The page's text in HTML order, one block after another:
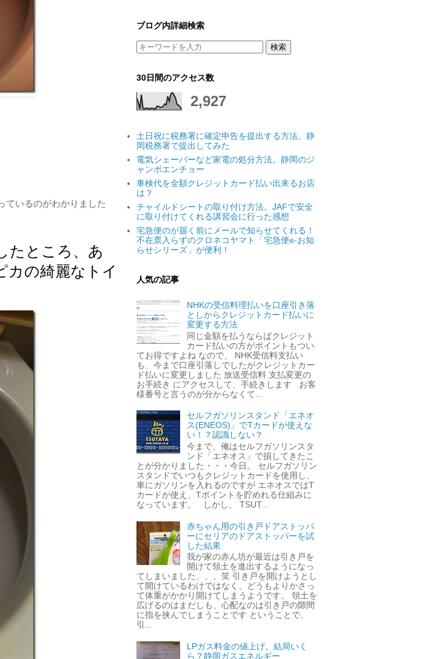
ているのがわかりました
たところ、あ
カの綺麗なトイ
ブログ内詳細検索
30日間のアクセス数
2,927
土日祝に税務署に確定申告を提出する方法。静
岡税務署で提出してみた
電気シェーバーなど家電の処分方法。静岡のジ
ャンボエンチョー
車検代を全額クレジットカード払い出来るお店
は？
チャイルドシートの取り付け方法。JAFで安全
に取り付けてくれる講習会に行った感想
宅急便のが届く前にメールで知らせてくれる！
不在票入らずのクロネコヤマト「宅急便e-お知
らせシリーズ」が便利！
人気の記事
NHKの受信料理払いを口座引き落
としからクレジットカード払いに
変更する方法
同じ金額を払うならばクレジット
カード払いの方がポイントもつい
てお得ですよね なので、 NHK受信料支払い
も、今まで口座引落しでしたがクレジットカー
ド払いに変更しました 放送受信料 支払変更の
お手続き にアクセスして、手続きします お客
様番号と言うのが分からなくて...
セルフガソリンスタンド「エネオ
ス(ENEOS)」でTカードが使えな
い！？認識しない？
今まで、俺はセルフガソリンスタ
ンド「エネオス」で損してきたこ
とが分かりました・・・今日。 セルフガソリン
スタンドでいつもクレジットカードを使用し、
車にガソリンを入れるのですが エネオスではT
カードが使え、Tポイントを貯めれる仕組みに
なっています。 しかし、 TSUT...
赤ちゃん用の引き戸ドアストッパ
ーにセリアのドアストッパーを試
した結果
我が家の赤ん坊が最近は引き戸を
開けて領土を進出するようになっ
てしまいました、、、笑 引き戸を開けようとし
て開けているわけではなく、どうもよりかさっ
て体重がかかり開けてしまうようです。 領土を
広げるのはまだしも、心配なのは引き戸の隙間
に指を挟んでしまうことです ということで、
引...
LPガス料金の値上げ。結局いく
ら？静岡ガスエネルギー